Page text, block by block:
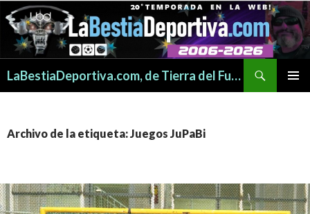
LaBestiaDeportiva.com, de Tierra del Fuego para todo el mundo
Archivo de la etiqueta: Juegos JuPaBi